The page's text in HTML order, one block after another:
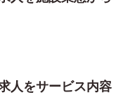
人をサービス内容